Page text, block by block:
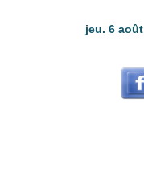
jeu. 6 août